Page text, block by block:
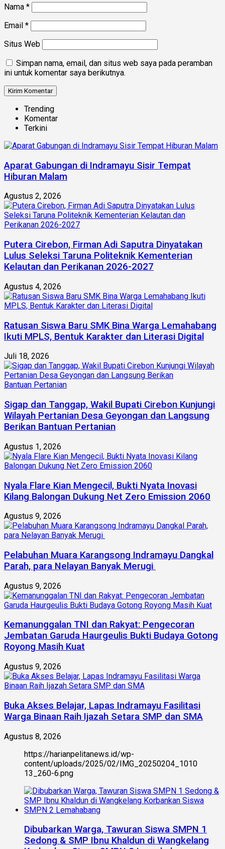
Nama *
Email *
Situs Web
Simpan nama, email, dan situs web saya pada peramban
ini untuk komentar saya berikutnya.
Trending
Komentar
Terkini
Aparat Gabungan di Indramayu Sisir Tempat
Hiburan Malam
Agustus 2, 2026
Putera Cirebon, Firman Adi Saputra Dinyatakan
Lulus Seleksi Taruna Politeknik Kementerian
Kelautan dan Perikanan 2026-2027
Agustus 4, 2026
Ratusan Siswa Baru SMK Bina Warga Lemahabang
Ikuti MPLS, Bentuk Karakter dan Literasi Digital
Juli 18, 2026
Sigap dan Tanggap, Wakil Bupati Cirebon Kunjungi
Wilayah Pertanian Desa Geyongan dan Langsung
Berikan Bantuan Pertanian
Agustus 1, 2026
Nyala Flare Kian Mengecil, Bukti Nyata Inovasi
Kilang Balongan Dukung Net Zero Emission 2060
Agustus 9, 2026
Pelabuhan Muara Karangsong Indramayu Dangkal
Parah, para Nelayan Banyak Merugi
Agustus 9, 2026
Kemanunggalan TNI dan Rakyat: Pengecoran
Jembatan Garuda Haurgeulis Bukti Budaya Gotong
Royong Masih Kuat
Agustus 9, 2026
Buka Akses Belajar, Lapas Indramayu Fasilitasi
Warga Binaan Raih Ijazah Setara SMP dan SMA
Agustus 8, 2026
https://harianpelitanews.id/wp-
content/uploads/2025/02/IMG_20250204_1010
13_260-6.png
Dibubarkan Warga, Tawuran Siswa SMPN 1
Sedong & SMP Ibnu Khaldun di Wangkelang